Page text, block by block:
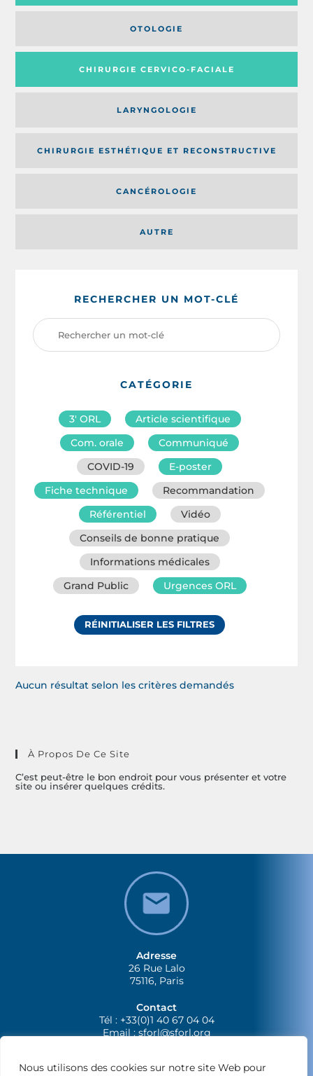
Nous utilisons des cookies sur notre site Web pour
OTOLOGIE
CHIRURGIE CERVICO-FACIALE
AUTRE
LARYNGOLOGIE
CHIRURGIE ESTHÉTIQUE ET RECONSTRUCTIVE
CANCÉROLOGIE
RECHERCHER UN MOT-CLÉ
CATÉGORIE
3′ ORL
Article scientifique
Com. orale
Communiqué
COVID-19
E-poster
Fiche technique
Recommandation
Référentiel
Vidéo
Conseils de bonne pratique
Informations médicales
Grand Public
Urgences ORL
RÉINITIALISER LES FILTRES
Aucun résultat selon les critères demandés
À Propos De Ce Site
C’est peut-être le bon endroit pour vous présenter et votre
site ou insérer quelques crédits.
Adresse
26 Rue Lalo
75116, Paris
Contact
Tél : +33(0)1 40 67 04 04
Email :sforl@sforl.org